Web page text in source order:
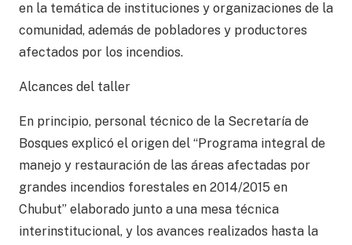
en la temática de instituciones y organizaciones de la
comunidad, además de pobladores y productores
afectados por los incendios.
Alcances del taller
En principio, personal técnico de la Secretaría de
Bosques explicó el origen del “Programa integral de
manejo y restauración de las áreas afectadas por
grandes incendios forestales en 2014/2015 en
Chubut” elaborado junto a una mesa técnica
interinstitucional, y los avances realizados hasta la